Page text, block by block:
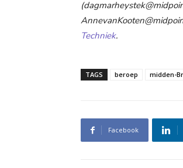
(
Techniek.
TAGS beroep midden-
Facebook